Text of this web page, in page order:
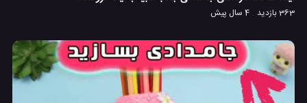
363 بازدید 4 سال پیش